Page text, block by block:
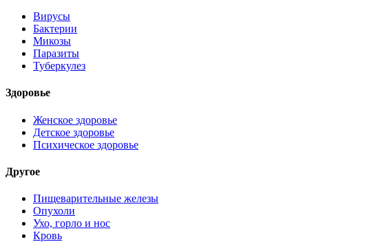
Вирусы
Бактерии
Микозы
Паразиты
Туберкулез
Здоровье
Женское здоровье
Детское здоровье
Психическое здоровье
Другое
Пищеварительные железы
Опухоли
Ухо, горло и нос
Кровь